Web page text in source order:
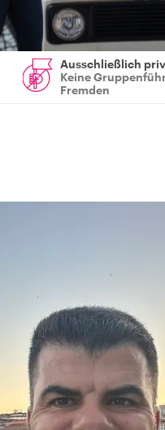
Ausschließlich
Keine
Fremden